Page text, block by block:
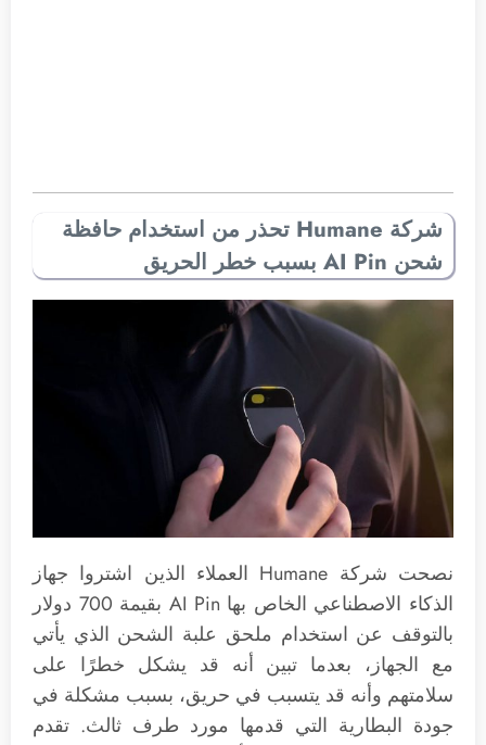
شركة Humane تحذر من استخدام حافظة
شحن AI Pin بسبب خطر الحريق
نصحت شركة Humane العملاء الذين اشتروا جهاز
الذكاء الاصطناعي الخاص بها AI Pin بقيمة 700 دولار
بالتوقف عن استخدام ملحق علبة الشحن الذي يأتي
مع الجهاز، بعدما تبين أنه قد يشكل خطرًا على
سلامتهم وأنه قد يتسبب في حريق، بسبب مشكلة في
جودة البطارية التي قدمها مورد طرف ثالث. تقدم